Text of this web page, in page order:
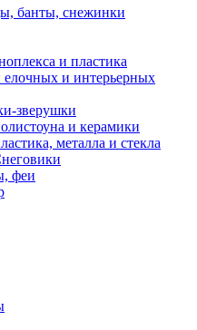
банты, снежинки
и пластика
елочных и интерьерных
зверушки
и керамики
металла и стекла
феи